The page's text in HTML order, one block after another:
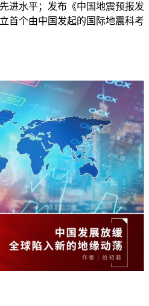
进水平；发布《中国地震预报发
首个由中国发起的国际地震科考